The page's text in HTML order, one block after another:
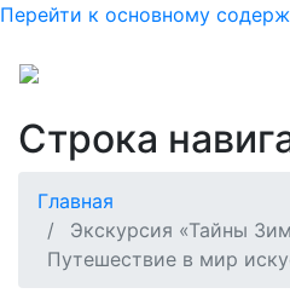
Перейти к основному
Строка
Главная
Экскурсия «Тайны
Путешествие в мир